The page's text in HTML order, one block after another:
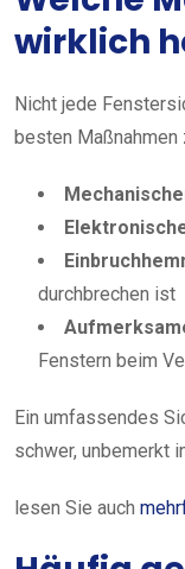
wirklich
Nicht jede
besten Maßnahmen
durchbrechen ist
Fenstern beim
Ein umfassendes
schwer, unbemerkt
lesen Sie auch